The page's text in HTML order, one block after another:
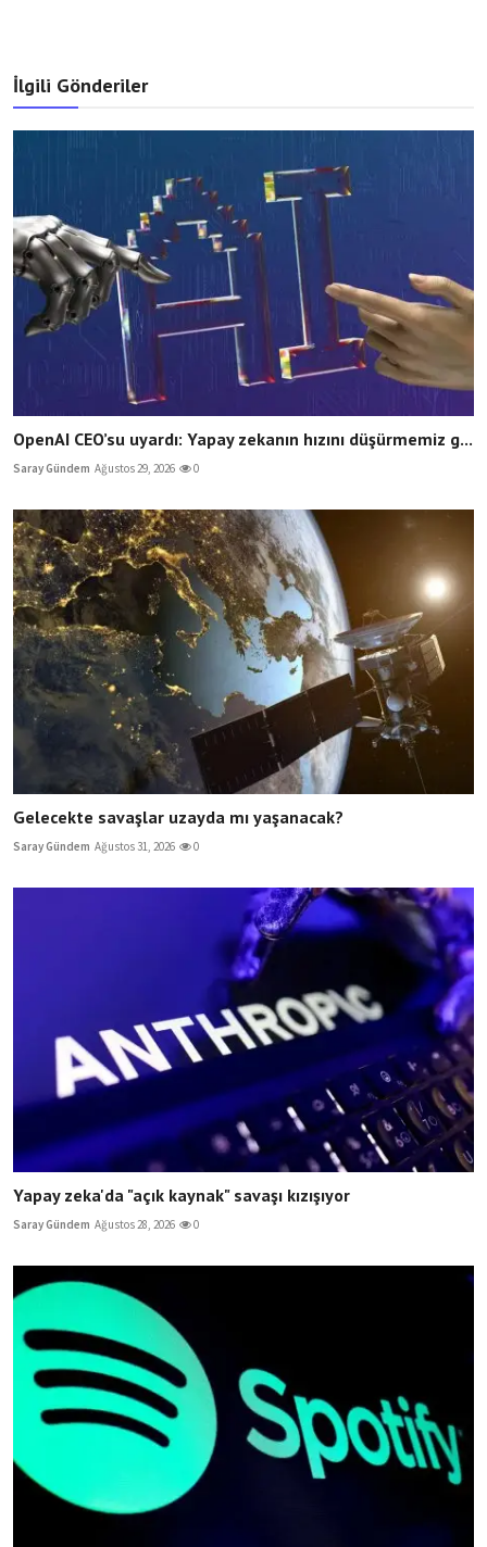
İlgili Gönderiler
OpenAI CEO’su uyardı: Yapay zekanın hızını düşürmemiz g...
Saray Gündem Ağustos 29, 2026 0
Gelecekte savaşlar uzayda mı yaşanacak?
Saray Gündem Ağustos 31, 2026 0
Yapay zeka'da "açık kaynak" savaşı kızışıyor
Saray Gündem Ağustos 28, 2026 0